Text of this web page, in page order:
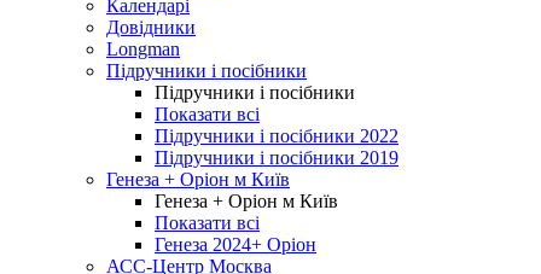
Календарі
Довідники
Longman
Підручники і посібники
Підручники і посібники
Показати всі
Підручники і посібники 2022
Підручники і посібники 2019
Генеза + Оріон м Київ
Генеза + Оріон м Київ
Показати всі
Генеза 2024+ Оріон
АСС-Центр Москва